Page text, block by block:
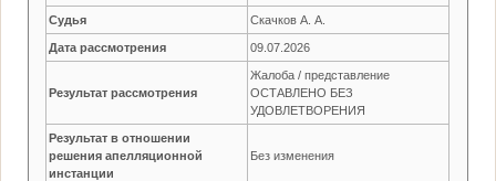
Судья Скачков А. А.
Дата рассмотрения 09.07.2026
Результат рассмотрения
Жалоба / представление
ОСТАВЛЕНО БЕЗ
УДОВЛЕТВОРЕНИЯ
Результат в отношении
решения апелляционной
инстанции
Без изменения